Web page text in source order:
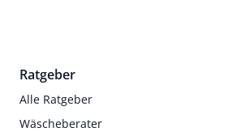
Ratgeber
Alle Ratgeber
Wäscheberater